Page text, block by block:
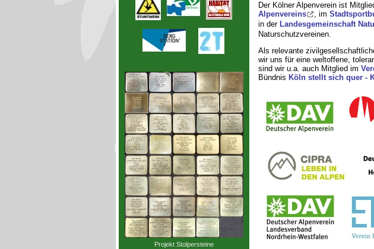
Projekt Stolpersteine
Der Kölner Alpenverein ist
Alpenvereins
, im
in der Landesgemeinschaft
Naturschutzvereinen.
Als relevante
wir uns für eine weltoffene,
sind wir u.a. auch Mitglied im
Bündnis Köln stellt sich quer -